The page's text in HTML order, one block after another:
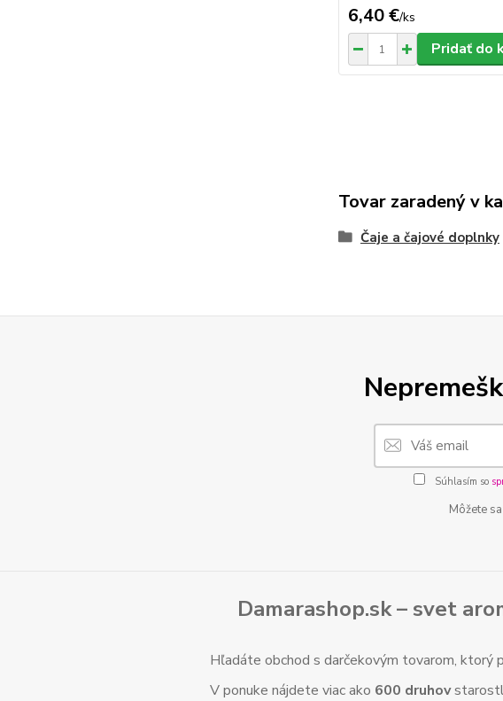
6,40 €/ks
Pridať do
Tovar zaradený v
Čaje a čajové doplnky
Súhlasím so
Môžete
Damarashop.sk – svet
Hľadáte obchod s darčekovým tovarom, ktorý
V ponuke nájdete viac ako 600 druhov